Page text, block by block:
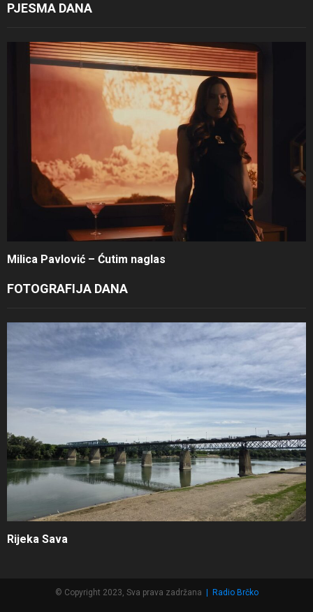
PJESMA DANA
Milica Pavlović – Ćutim naglas
FOTOGRAFIJA DANA
Rijeka Sava
© Copyright 2023, Sva prava zadržana Radio Brčko